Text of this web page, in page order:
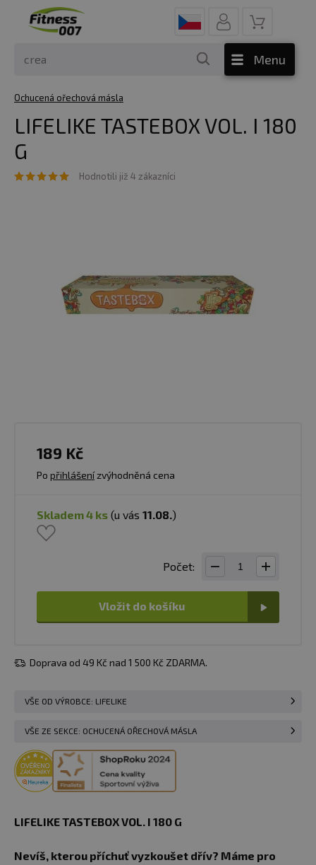
Menu
Ochucená ořechová másla
LIFELIKE TASTEBOX VOL. I 180
G
Hodnotili již 4 zákazníci
189 Kč
Po přihlášenízvýhodněná cena
skladem 4 ks (u vás 11.08.)
Počet:
Vložit do košíku
Doprava od 49 Kč nad 1 500 Kč ZDARMA.
VŠE OD VÝROBCE: LIFELIKE
VŠE ZE SEKCE: OCHUCENÁ OŘECHOVÁ MÁSLA
LIFELIKE TASTEBOX VOL. I 180 G
Nevíš, kterou příchuť vyzkoušet dřív? Máme pro